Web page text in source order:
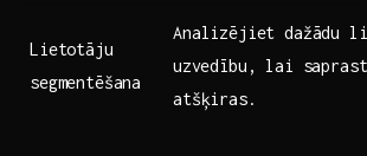
Lietotāju⁣
segmentēšana
Analizējiet dažādu⁣
⁤uzvedību, lai
atšķiras.